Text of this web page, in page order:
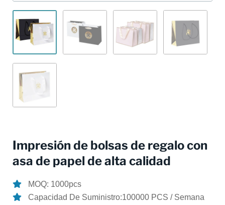
Impresión de bolsas de regalo con
asa de papel de alta calidad
MOQ: 1000pcs
Capacidad De Suministro:100000 PCS / Semana